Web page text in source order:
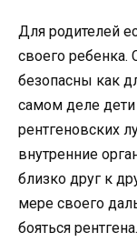
Для родителей
своего ребенка.
безопасны как
самом деле дети
рентгеновских
внутренние
близко друг к
мере своего
бояться рентгена.